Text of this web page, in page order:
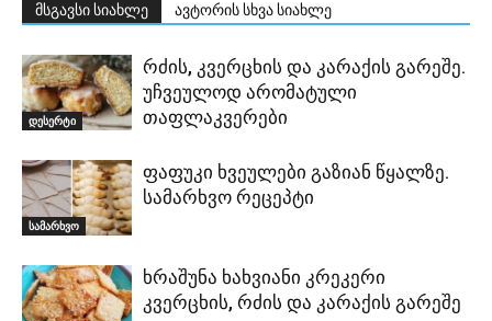
მსგავსი სიახლე ავტორის სხვა სიახლე
დესერტი
რძის, კვერცხის და კარაქის გარეშე.
უჩვეულოდ არომატული
თაფლაკვერები
სამარხვო
ფაფუკი ხვეულები გაზიან წყალზე.
სამარხვო რეცეპტი
ხრაშუნა ხახვიანი კრეკერი
კვერცხის, რძის და კარაქის გარეშე